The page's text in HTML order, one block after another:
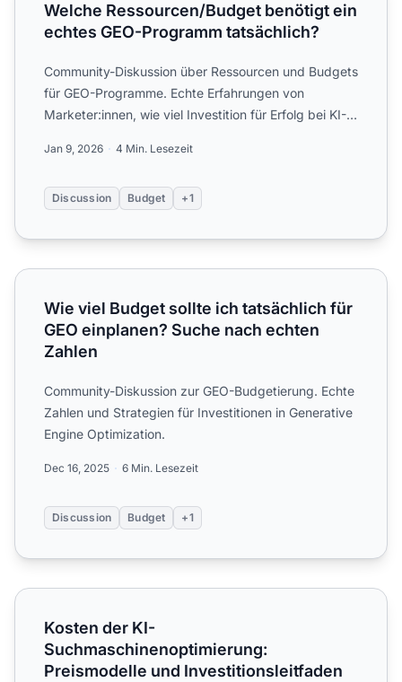
Welche Ressourcen/Budget benötigt ein
echtes GEO-Programm tatsächlich?
Community-Diskussion über Ressourcen und Budgets
für GEO-Programme. Echte Erfahrungen von
Marketer:innen, wie viel Investition für Erfolg bei KI-
Jan 9, 2026 4 Min. Lesezeit
Discussion Budget +1
Wie viel Budget sollte ich tatsächlich für GEO einplanen?
Wie viel Budget sollte ich tatsächlich für
GEO einplanen? Suche nach echten
Zahlen
Community-Diskussion zur GEO-Budgetierung. Echte
Zahlen und Strategien für Investitionen in Generative
Engine Optimization.
Dec 16, 2025 6 Min. Lesezeit
Discussion Budget +1
Kosten der KI-Suchmaschinenoptimierung: Preismodelle
Kosten der KI-
Suchmaschinenoptimierung:
Preismodelle und Investitionsleitfaden